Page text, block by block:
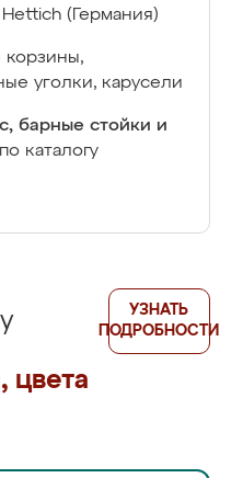
(Германия)
корзины,
уголки, карусели
барные стойки и
по каталогу
УЗНАТЬ
ПОДРОБНОСТИ